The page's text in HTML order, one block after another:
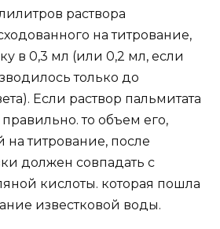
раствора
на титрование,
в 0,3 мл (или 0,2 мл, если
только до
Если раствор пальмитата
то объем его,
титрование, после
должен совпадать с
кислоты. которая пошла
известковой воды.